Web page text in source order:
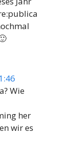
Wie
her
wir es